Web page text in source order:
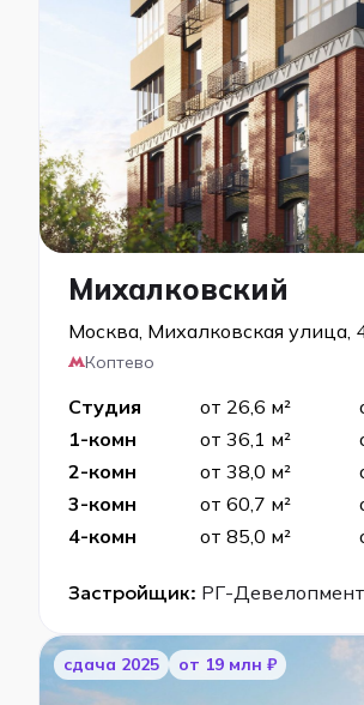
Михалковский
Москва, Михалковская улица,
Коптево
Студия от 26,6 м²
1-комн
от 36,1 м²
2-комн
от 38,0 м²
3-комн
от 60,7 м²
4-комн
от 85,0 м²
Застройщик: РГ-Девелопмент
cдача 2025 от 19 млн ₽